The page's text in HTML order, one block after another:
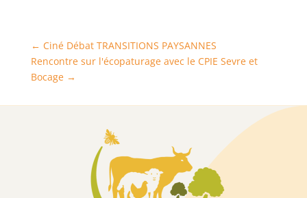
← Ciné Débat TRANSITIONS PAYSANNES
Rencontre sur l'écopaturage avec le CPIE Sevre et
Bocage→